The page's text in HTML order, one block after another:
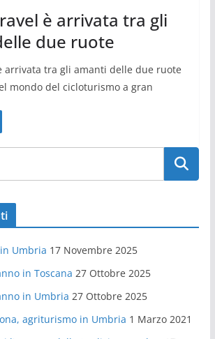
è arrivata tra gli
due ruote
arrivata tra gli amanti delle due ruote
mondo del cicloturismo a gran
Umbria 17 Novembre 2025
in Toscana 27 Ottobre 2025
in Umbria 27 Ottobre 2025
agriturismo in Umbria 1 Marzo 2021